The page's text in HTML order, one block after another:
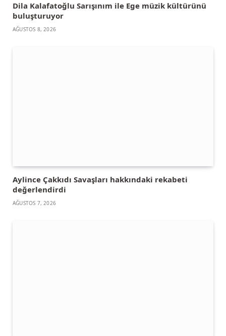
Dila Kalafatoğlu Sarışınım ile Ege müzik kültürünü
buluşturuyor
AĞUSTOS 8, 2026
Aylince Çakkıdı Savaşları hakkındaki rekabeti
değerlendirdi
AĞUSTOS 7, 2026